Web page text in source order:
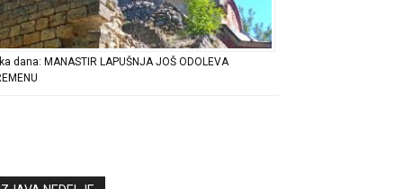
dana: MANASTIR LAPUŠNJA JOŠ ODOLEVA